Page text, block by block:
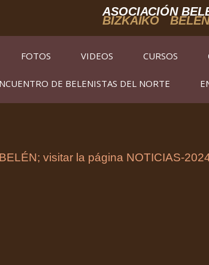
ASOCIACIÓN
BIZKAIKO
FOTOS VIDEOS CURSOS
DE BELENISTAS DEL NORTE
visitar la página NOTICIAS-